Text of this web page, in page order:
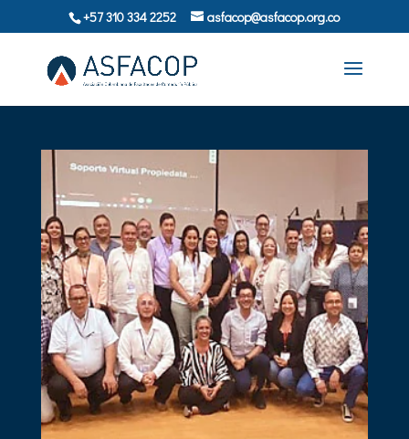
+57 310 334 2252 asfacop@asfacop.org.co